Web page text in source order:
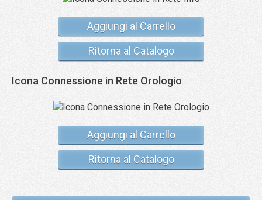
Aggiungi al Carrello
Ritorna al Catalogo
Icona Connessione in Rete Orologio
Aggiungi al Carrello
Ritorna al Catalogo